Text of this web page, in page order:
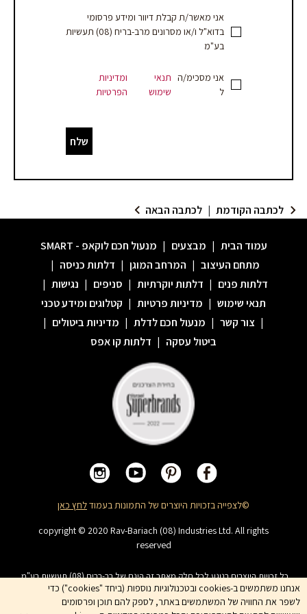
אני מאשר/ת קבלת דיוור ומידע פרסומי
בדוא"ל ו/או מסרונים מרב-בריח (08) תעשיות
בע"מ
אני מסכימ/ה
ל
תנאי
שימוש
ומדיניות
הפרטיות
שלח
לכתבה הקודמת | לכתבה הבאה
עמוד הבית | מבצעים | מנעול חכם לוקאפ - SMART
מתחם העיצוב | המרחב המוגן | דלתות כניסה |
דלתות פנים | דלתות יוקרתיות | סניפים | נגישות |
תנאי שימוש | מדיניות פרטיות | קטלוגים ומידע טכני
| צור קשר | מנעול חכם לדלת | מדיניות ביטולים |
ביטול עסקה | דלתות קו אפס
©לצפייה בזכויות היוצרים של התמונות בעמודלחץ כאן
copyright © 2020 Rav-Bariach (08) Industries Ltd. All rights
reserved
כל זכויות היוצרים בנוגע לכל חלק מאתר זה הינם של רב-בריח (08) תעשיות בע"מ.
האתר מיועד לצפייה בלבד. העתקה, הפצה, שיכפול, פרסום, הצגה, שידור, שינוי, ביצוע
יצירות נגזרות בתוכן המופיע באתר אסור. שמות המוצרים, החברות, השירותים הינם
סימני מסחרי של החברה ואין להשתמש בהם ללא אישור החברה מראש
אנחנו משתמשים ב-cookies ובטכנולוגיות נוספות (ביחד "cookies") כדי
לשפר את החוויה של המשתמשים באתר, לספק להם תוכן ופרסומים